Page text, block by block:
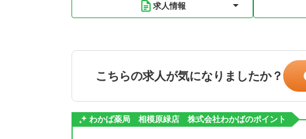
求人情報
こちらの求人が気になりましたか？
わかば薬局 相模原緑店 株式会社わかばのポイント